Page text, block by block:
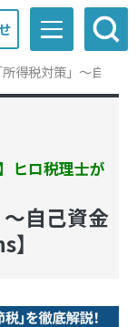
得税対策」〜自己
ヒロ税理士が
自己資金